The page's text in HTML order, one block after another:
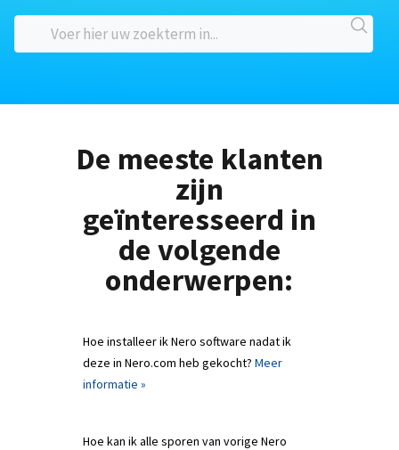
De meeste klanten
zijn
geïnteresseerd in
de volgende
onderwerpen:
Hoe installeer ik Nero software nadat ik
deze in Nero.com heb gekocht? Meer
informatie »
Hoe kan ik alle sporen van vorige Nero